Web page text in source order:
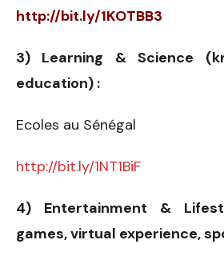
http://bit.ly/1KOTBB3
3) Learning & Science
education) :
Ecoles au Sénégal
http://bit.ly/1NT1BiF
4) Entertainment &
games, virtual experience,